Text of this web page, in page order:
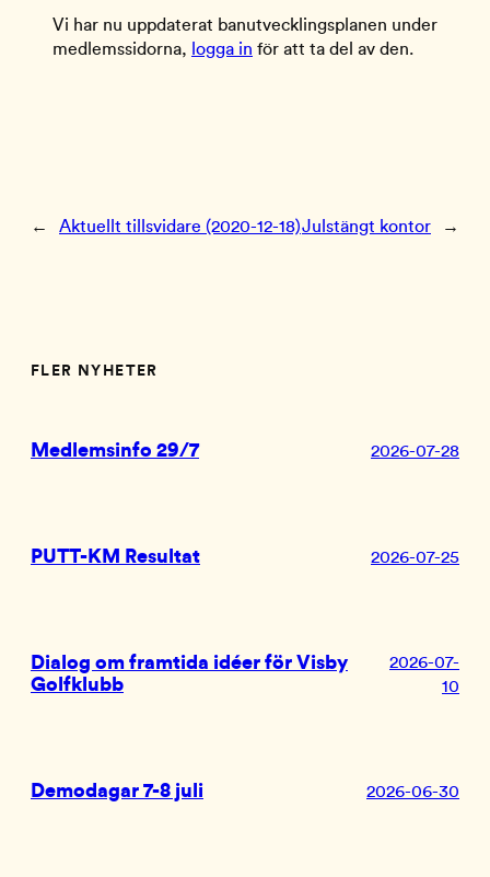
Vi har nu uppdaterat banutvecklingsplanen under
medlemssidorna, logga in för att ta del av den.
← Aktuellt tillsvidare (2020-12-18)Julstängt kontor →
FLER NYHETER
Medlemsinfo 29/7 2026-07-28
PUTT-KM Resultat 2026-07-25
Dialog om framtida idéer för Visby
Golfklubb
2026-07-
10
Demodagar 7-8 juli 2026-06-30